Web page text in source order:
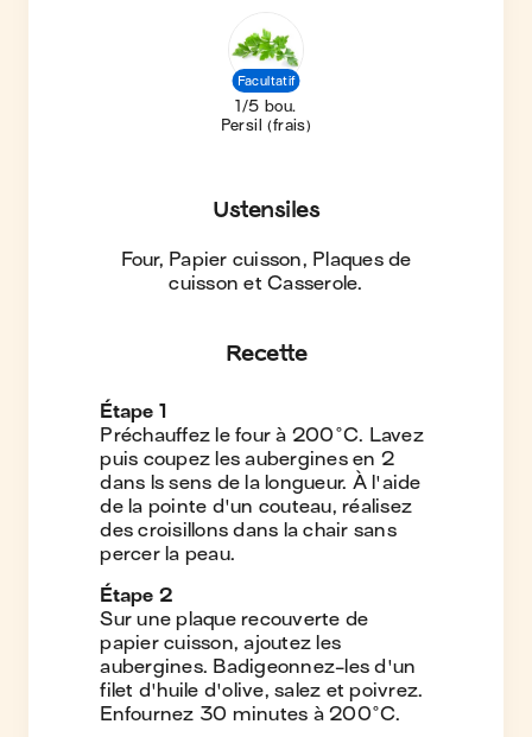
Facultatif
1/5 bou.
Persil (frais)
Ustensiles
Four, Papier cuisson, Plaques de
cuisson et Casserole.
Recette
Étape 1
Préchauffez le four à 200°C. Lavez
puis coupez les aubergines en 2
dans ls sens de la longueur. À l'aide
de la pointe d'un couteau, réalisez
des croisillons dans la chair sans
percer la peau.
Étape 2
Sur une plaque recouverte de
papier cuisson, ajoutez les
aubergines. Badigeonnez-les d'un
filet d'huile d'olive, salez et poivrez.
Enfournez 30 minutes à 200°C.